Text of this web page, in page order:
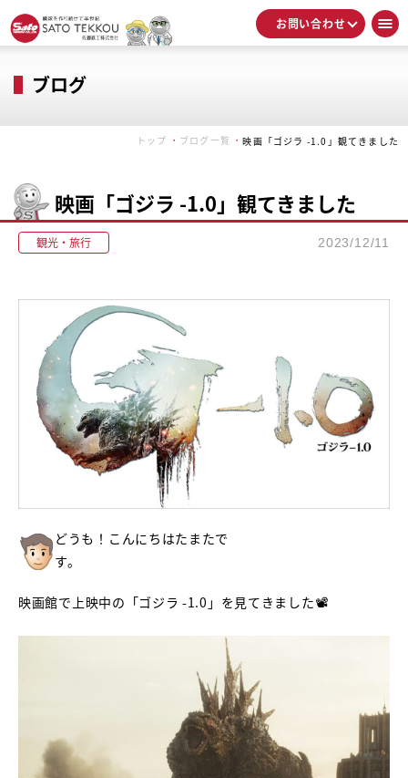
お問い合わせ
ブログ
トップ ブログ一覧 映画「ゴジラ -1.0」観てきました
映画「ゴジラ -1.0」観てきました
観光・旅行 2023/12/11
どうも！こんにちはたまたで
す。
映画館で上映中の「ゴジラ -1.0」を見てきました📽️